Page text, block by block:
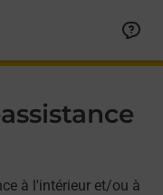
à l'intérieur et/ou à